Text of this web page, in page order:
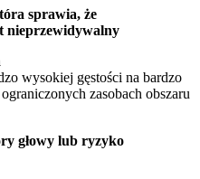
sprawia, że
nieprzewidywalny
wysokiej gęstości na bardzo
zasobach obszaru
głowy lub ryzyko